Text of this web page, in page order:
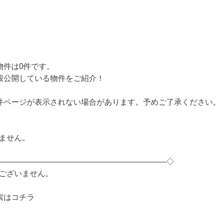
は0件です。
開している物件をご紹介！
ージが表示されない場合があります。予めご了承ください。
せん。
ざいません。
は コチラ